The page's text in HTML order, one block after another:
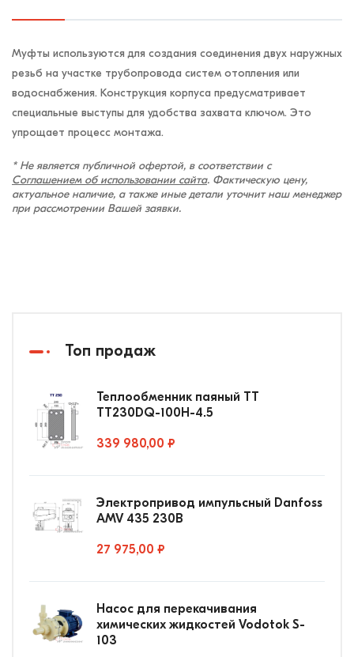
Муфты используются для создания соединения двух наружных
резьб на участке трубопровода систем отопления или
водоснабжения. Конструкция корпуса предусматривает
специальные выступы для удобства захвата ключом. Это
упрощает процесс монтажа.
* Не является публичной офертой, в соответствии с
Соглашением об использовании сайта. Фактическую цену,
актуальное наличие, а также иные детали уточнит наш менеджер
при рассмотрении Вашей заявки.
Топ продаж
Теплообменник паяный ТТ
ТТ230DQ-100Н-4.5
339 980,00 ₽
Электропривод импульсный Danfoss
AMV 435 230В
27 975,00 ₽
Насос для перекачивания
химических жидкостей Vodotok S-
103